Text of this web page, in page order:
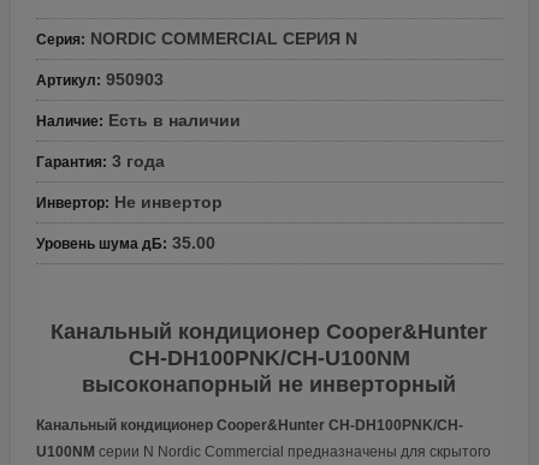
Серия: NORDIC COMMERCIAL СЕРИЯ N
Артикул: 950903
Наличие: Есть в наличии
Гарантия: 3 года
Инвертор: Не инвертор
Уровень шума дБ: 35.00
Канальный кондиционер Cooper&Hunter
CH-DH100PNK/CH-U100NM
высоконапорный не инверторный
Канальный кондиционер Cooper&Hunter CH-DH100PNK/CH-
U100NM серии N Nordic Commercial предназначены для скрытого